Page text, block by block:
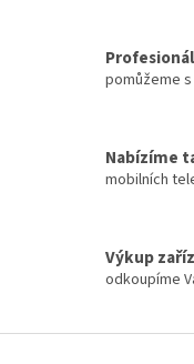
pomůžeme
Nabízíme
mobilních
Výkup
odkoupíme